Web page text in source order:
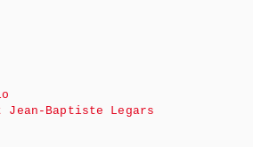
Baptiste Legars